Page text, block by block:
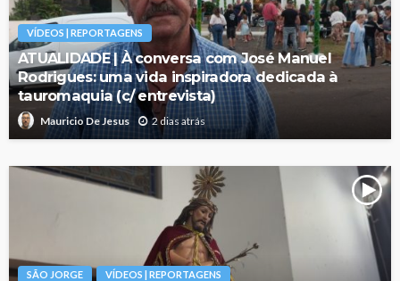
VÍDEOS | REPORTAGENS
ATUALIDADE | À conversa com José Manuel
Rodrigues: uma vida inspiradora dedicada à
tauromaquia (c/ entrevista)
Mauricio De Jesus 2 dias atrás
SÃO JORGE VÍDEOS | REPORTAGENS